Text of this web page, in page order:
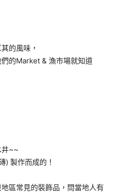
的風味，
的Market & 漁市場就知道
井~~
) 製作而成的！
區常見的裝飾品，問當地人有